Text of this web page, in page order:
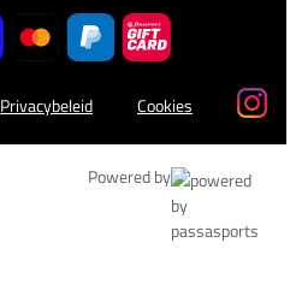
Privacybeleid Cookies
Powered by